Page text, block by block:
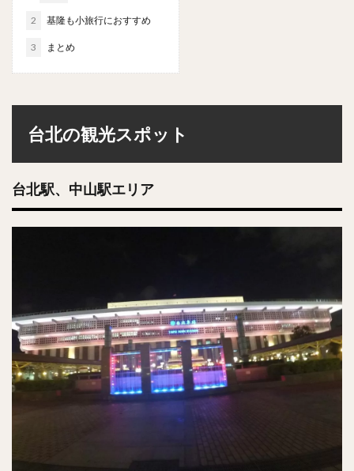
2 基隆も小旅行におすすめ
3 まとめ
台北の観光スポット
台北駅、中山駅エリア